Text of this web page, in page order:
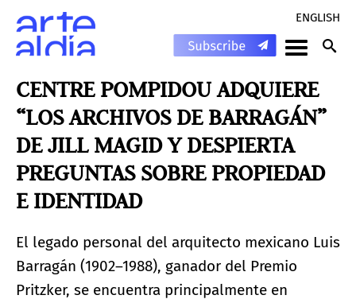
ENGLISH
CENTRE POMPIDOU ADQUIERE
“LOS ARCHIVOS DE BARRAGÁN”
DE JILL MAGID Y DESPIERTA
PREGUNTAS SOBRE PROPIEDAD
E IDENTIDAD
El legado personal del arquitecto mexicano Luis
Barragán (1902–1988), ganador del Premio
Pritzker, se encuentra principalmente en